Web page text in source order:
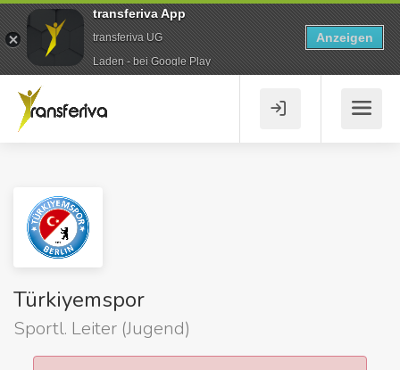
Türkiyemspor
Sportl. Leiter (Jugend)
transferiva App
transferiva UG
Laden - bei Google Play
Anzeigen